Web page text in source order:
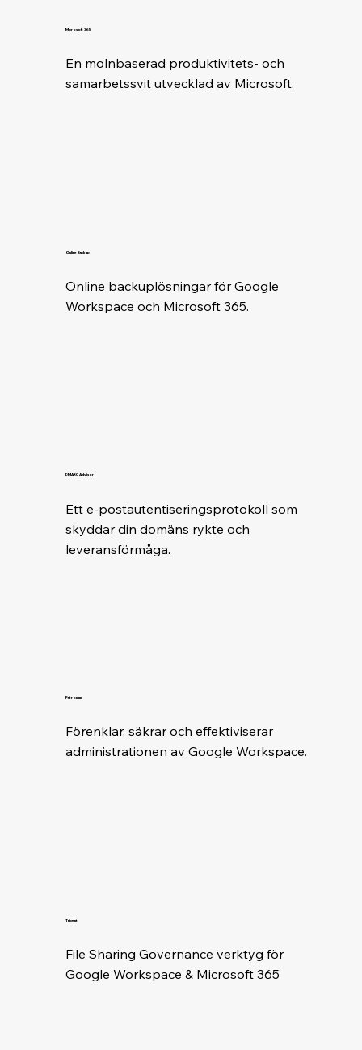
Microsoft 365
En molnbaserad produktivitets- och
samarbetssvit utvecklad av Microsoft.
Online Backup
Online backuplösningar för Google
Workspace och Microsoft 365.
DMARC Advisor
Ett e-postautentiseringsprotokoll som
skyddar din domäns rykte och
leveransförmåga.
Patronum
Förenklar, säkrar och effektiviserar
administrationen av Google Workspace.
Tricent
File Sharing Governance verktyg för
Google Workspace & Microsoft 365